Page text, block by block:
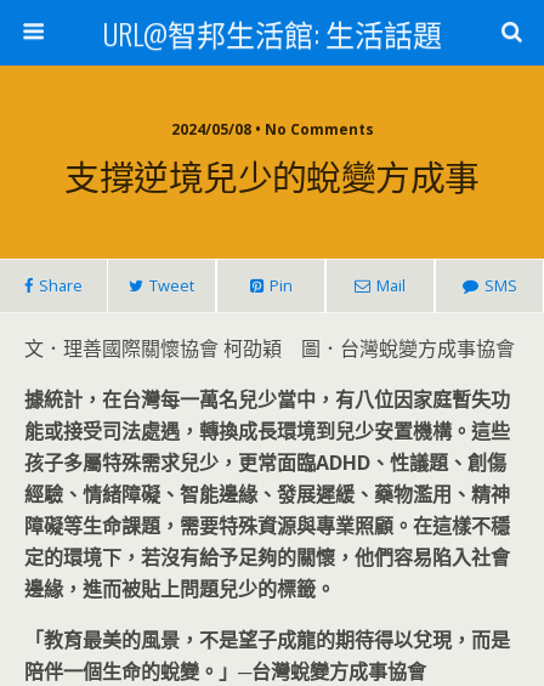
URL@智邦生活館: 生活話題
2024/05/08 • No Comments
支撐逆境兒少的蛻變方成事
Share Tweet Pin Mail SMS
文．理善國際關懷協會 柯劭穎 圖．台灣蛻變方成事協會
據統計，在台灣每一萬名兒少當中，有八位因家庭暫失功
能或接受司法處遇，轉換成長環境到兒少安置機構。這些
孩子多屬特殊需求兒少，更常面臨ADHD 、性議題、創傷
經驗、情緒障礙、智能邊緣、發展遲緩、藥物濫用、精神
障礙等生命課題，需要特殊資源與專業照顧。在這樣不穩
定的環境下，若沒有給予足夠的關懷，他們容易陷入社會
邊緣，進而被貼上問題兒少的標籤。
「教育最美的風景，不是望子成龍的期待得以兌現，而是
陪伴一個生命的蛻變。」─台灣蛻變方成事協會